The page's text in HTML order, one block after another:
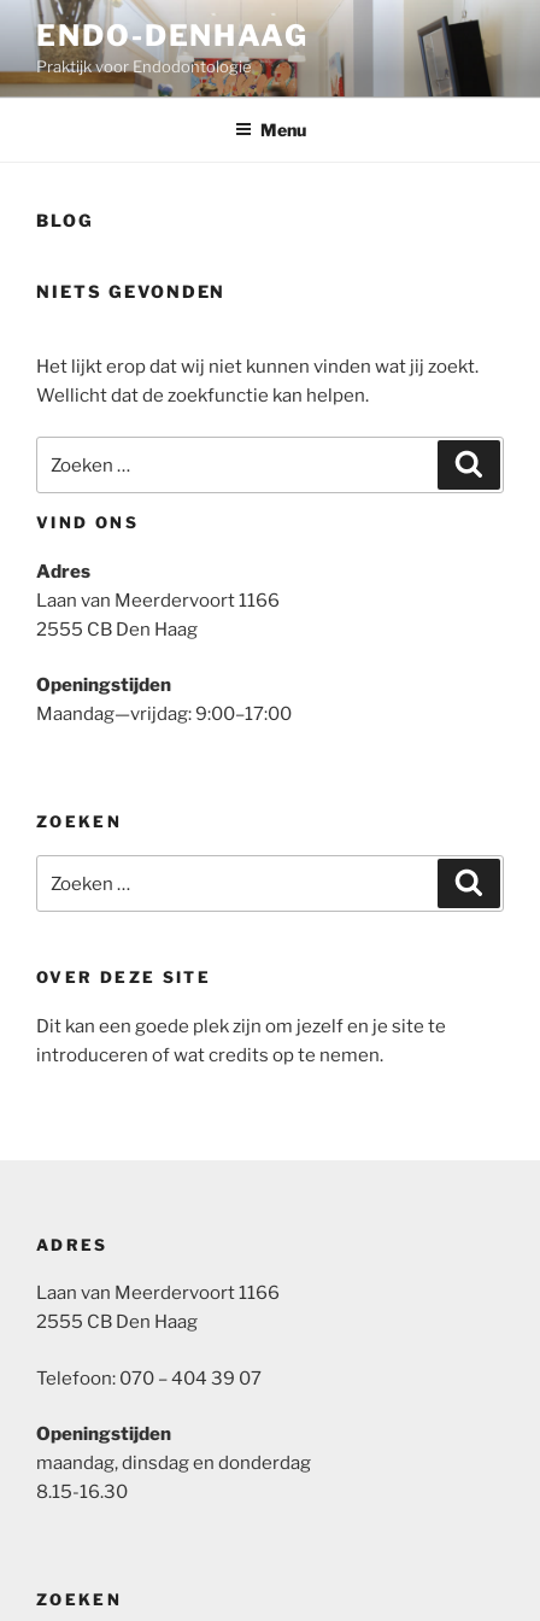
de
inhoud
ENDO-DENHAAG
Praktijk voor Endodontologie
Menu
BLOG
NIETS GEVONDEN
Het lijkt erop dat wij niet kunnen vinden wat jij zoekt.
Wellicht dat de zoekfunctie kan helpen.
naar:
VIND ONS
Adres
Laan van Meerdervoort 1166
2555 CB Den Haag
Openingstijden
Maandag—vrijdag: 9:00–17:00
ZOEKEN
naar:
OVER DEZE SITE
Dit kan een goede plek zijn om jezelf en je site te
introduceren of wat credits op te nemen.
ADRES
Laan van Meerdervoort 1166
2555 CB Den Haag
Telefoon: 070 – 404 39 07
Openingstijden
maandag, dinsdag en donderdag
8.15-16.30
ZOEKEN